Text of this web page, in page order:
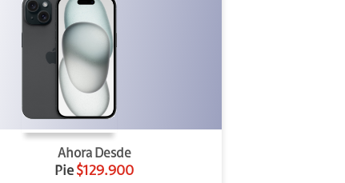
Ahora Desde
Pie $129.900